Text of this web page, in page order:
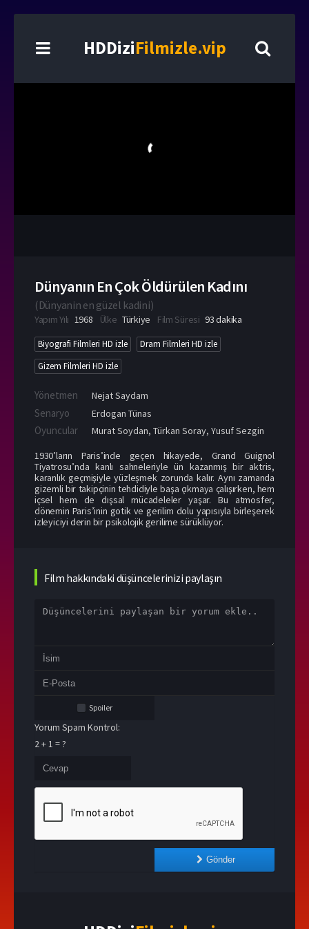
HDDiziFilmizle.vip
Dünyanın En Çok Öldürülen Kadını
(Dünyanin en güzel kadini)
Yapım Yılı 1968 Ülke Türkiye Film Süresi 93 dakika
Biyografi Filmleri HD izle
Dram Filmleri HD izle
Gizem Filmleri HD izle
Yönetmen Nejat Saydam
Senaryo Erdogan Tünas
Oyuncular Murat Soydan, Türkan Soray, Yusuf Sezgin
1930’ların Paris’inde geçen hikayede, Grand Guignol
Tiyatrosu’nda kanlı sahneleriyle ün kazanmış bir aktris,
karanlık geçmişiyle yüzleşmek zorunda kalır. Aynı zamanda
gizemli bir takipçinin tehdidiyle başa çıkmaya çalışırken, hem
içsel hem de dışsal mücadeleler yaşar. Bu atmosfer,
dönemin Paris’inin gotik ve gerilim dolu yapısıyla birleşerek
izleyiciyi derin bir psikolojik gerilime sürüklüyor.
Film hakkındaki düşüncelerinizi paylaşın
Spoiler
Yorum Spam Kontrol:
2 + 1 = ?
Gönder